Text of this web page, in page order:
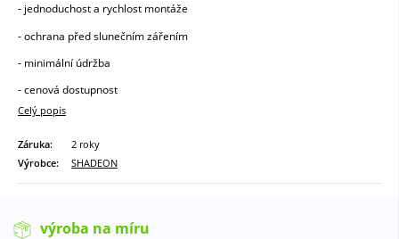
- jednoduchost a rychlost montáže
- ochrana před slunečním zářením
- minimální údržba
- cenová dostupnost
Celý popis
Záruka:
2 roky
Výrobce:
SHADEON
výroba na míru